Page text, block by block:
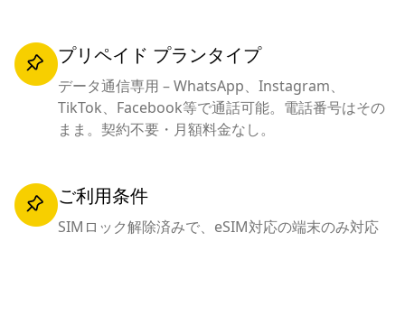
プリペイド プランタイプ
データ通信専用 – WhatsApp、Instagram、
TikTok、Facebook等で通話可能。電話番号はその
まま。契約不要・月額料金なし。
ご利用条件
SIMロック解除済みで、eSIM対応の端末のみ対応